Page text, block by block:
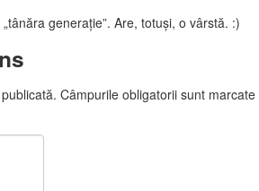
generaţie”. Are, totuşi, o vârstă. :)
Câmpurile obligatorii sunt marcate